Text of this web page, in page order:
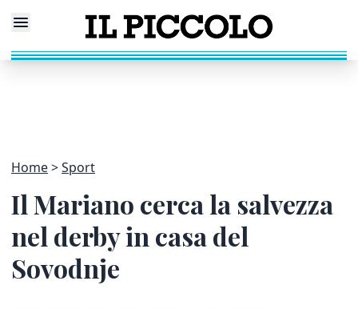
Home Sport
Il Mariano cerca la salvezza
nel derby in casa del
Sovodnje